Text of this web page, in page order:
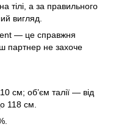
тілі, а за правильного
вигляд.
— це справжня
партнер не захоче
см; об’єм талії — від
118 см.